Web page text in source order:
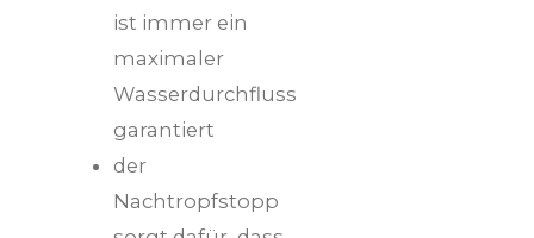
ist immer ein
maximaler
Wasserdurchfluss
garantiert
der
Nachtropfstopp